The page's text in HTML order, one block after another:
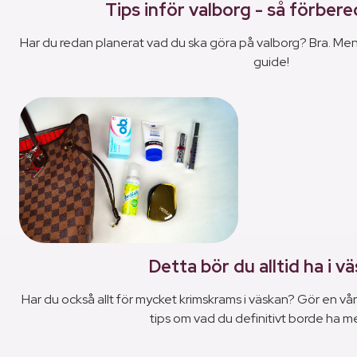
Tips inför valborg - så
Har du redan planerat vad du ska göra på valborg? Bra.
guide!
Detta bör du alltid ha i
Har du också allt för mycket krimskrams i väskan? Gör en
tips om vad du definitivt borde ha